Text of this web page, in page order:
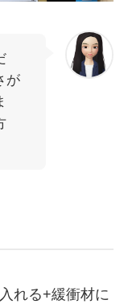
が
れる+緩衝材に